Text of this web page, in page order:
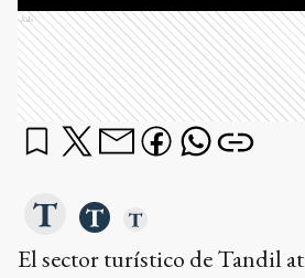
Ads
El sector turístico de Tandil